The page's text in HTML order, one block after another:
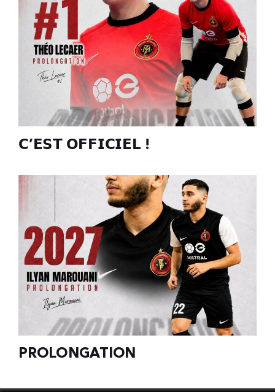
𝗖’𝗘𝗦𝗧 𝗢𝗙𝗙𝗜𝗖𝗜𝗘𝗟 !
PROLONGATION